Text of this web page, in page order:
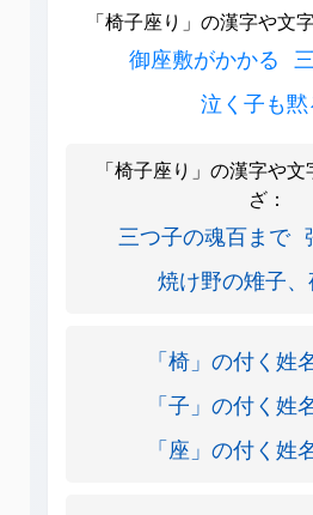
「椅子座り」の漢字や文
御座敷がかかる
泣く子も黙
「椅子座り」の漢字や
ざ：
三つ子の魂百まで
焼け野の雉子
「椅」の付く姓
「子」の付く姓
「座」の付く姓